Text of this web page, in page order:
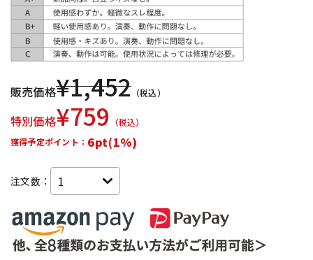
販売価格¥1,452 （税込）
特別価格¥759
（税込）
獲得予定ポイント： 6pt(1%)
注文数：